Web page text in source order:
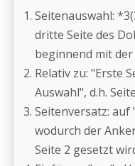
Seitenauswahl:
dritte Seite des
beginnend mit
Relativ zu: "Erste
Auswahl", d.h.
Seitenversatz: auf
wodurch der
Seite 2 gesetzt